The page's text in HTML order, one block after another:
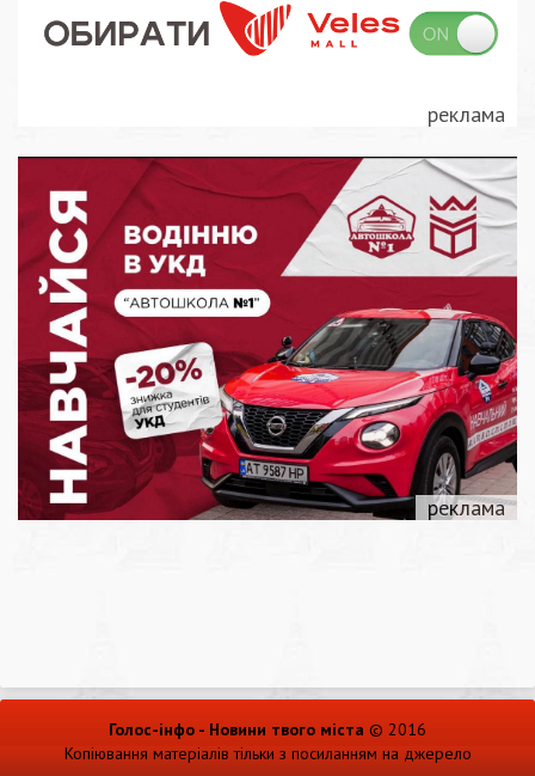
Голос-інфо - Новини твого міста © 2016
Копіювання матеріалів тільки з посиланням на джерело